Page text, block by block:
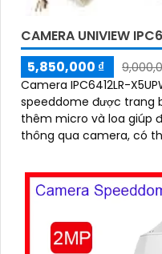
CAMERA UNIVIEW
5,850,000 ₫
Camera IPC6412LR-
speeddome được trang
thêm micro và loa giúp
thông qua camera, có
30m